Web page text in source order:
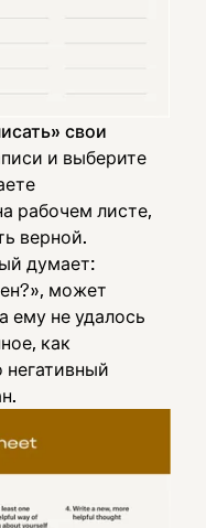
свои
и выберите
рабочем листе,
верной.
думает:
может
ему не удалось
как
негативный